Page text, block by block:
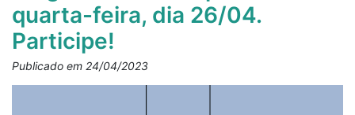
quarta-feira, dia 26/04.
Participe!
Publicado em 24/04/2023